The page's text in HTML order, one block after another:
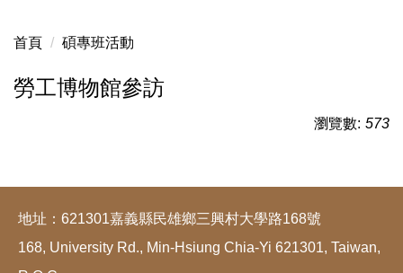
首頁 碩專班活動
勞工博物館參訪
瀏覽數: 573
地址：621301嘉義縣民雄鄉三興村大學路168號
168, University Rd., Min-Hsiung Chia-Yi 621301, Taiwan,